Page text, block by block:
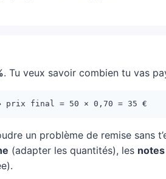
. Tu veux savoir combien tu vas
final = 50 × 0,70 = 35 €
un problème de remise sans
(adapter les quantités), les